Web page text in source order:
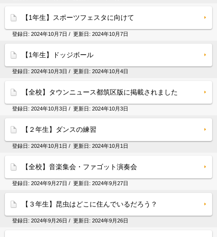
【1年生】スポーツフェスタに向けて
登録日: 2024年10月7日 / 更新日: 2024年10月7日
【1年生】ドッジボール
登録日: 2024年10月3日 / 更新日: 2024年10月4日
【全校】タウンニュース都筑区版に掲載されました
登録日: 2024年10月3日 / 更新日: 2024年10月3日
【２年生】ダンスの練習
登録日: 2024年10月1日 / 更新日: 2024年10月1日
【全校】音楽集会・ファゴット演奏会
登録日: 2024年9月27日 / 更新日: 2024年9月27日
【３年生】昆虫はどこに住んでいるだろう？
登録日: 2024年9月26日 / 更新日: 2024年9月26日